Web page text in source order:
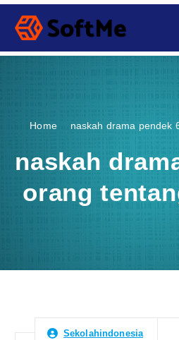
S
p
Home naskah drama pendek
naskah
orang
Sekolahindonesia